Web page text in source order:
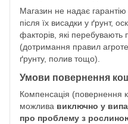
Магазин не надає
після їх висадки у ґрунт,
факторів, які
(дотримання правил
ґрунту, полив тощо).
Умови повернення
Компенсація (повернення
можлива виключно у
про проблему з